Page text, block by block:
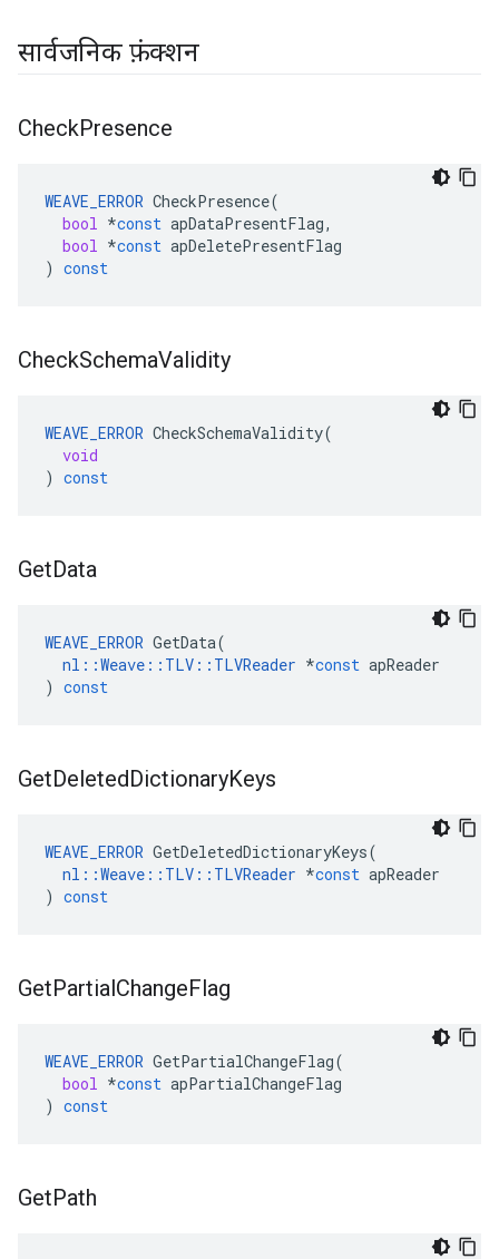
सार्वजनिक फ़ंक्शन
CheckPresence
WEAVE_ERROR CheckPresence(
bool *const apDataPresentFlag,
bool *const apDeletePresentFlag
) const
CheckSchemaValidity
WEAVE_ERROR CheckSchemaValidity(
void
) const
GetData
WEAVE_ERROR GetData(
nl ::Weave :: TLV :: TLVReader *const apReader
) const
GetDeletedDictionaryKeys
WEAVE_ERROR GetDeletedDictionaryKeys(
nl ::Weave :: TLV :: TLVReader *const apReader
) const
GetPartialChangeFlag
WEAVE_ERROR GetPartialChangeFlag(
bool *const apPartialChangeFlag
) const
GetPath